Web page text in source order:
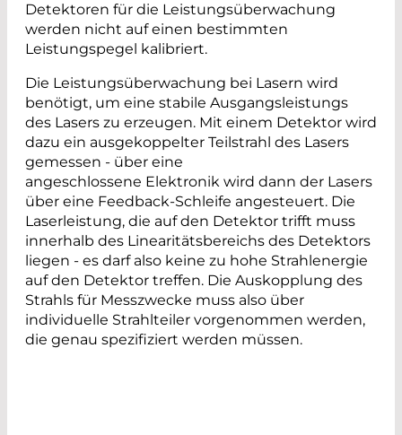
Detektoren für die Leistungsüberwachung
werden nicht auf einen bestimmten
Leistungspegel kalibriert.
Die Leistungsüberwachung bei Lasern wird
benötigt, um eine stabile Ausgangsleistungs
des Lasers zu erzeugen. Mit einem Detektor wird
dazu ein ausgekoppelter Teilstrahl des Lasers
gemessen - über eine
angeschlossene Elektronik wird dann der Lasers
über eine Feedback-Schleife angesteuert. Die
Laserleistung, die auf den Detektor trifft muss
innerhalb des Linearitätsbereichs des Detektors
liegen - es darf also keine zu hohe Strahlenergie
auf den Detektor treffen. Die Auskopplung des
Strahls für Messzwecke muss also über
individuelle Strahlteiler vorgenommen werden,
die genau spezifiziert werden müssen.